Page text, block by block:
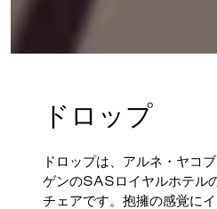
ドロップ
ドロップは、アルネ・ヤコ
ゲンのSASロイヤルホテル
チェアです。抱擁の感覚に